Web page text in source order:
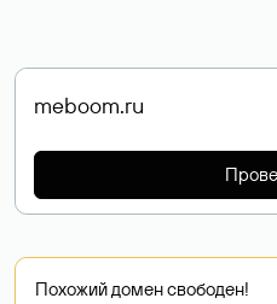
Похожий домен свободен!